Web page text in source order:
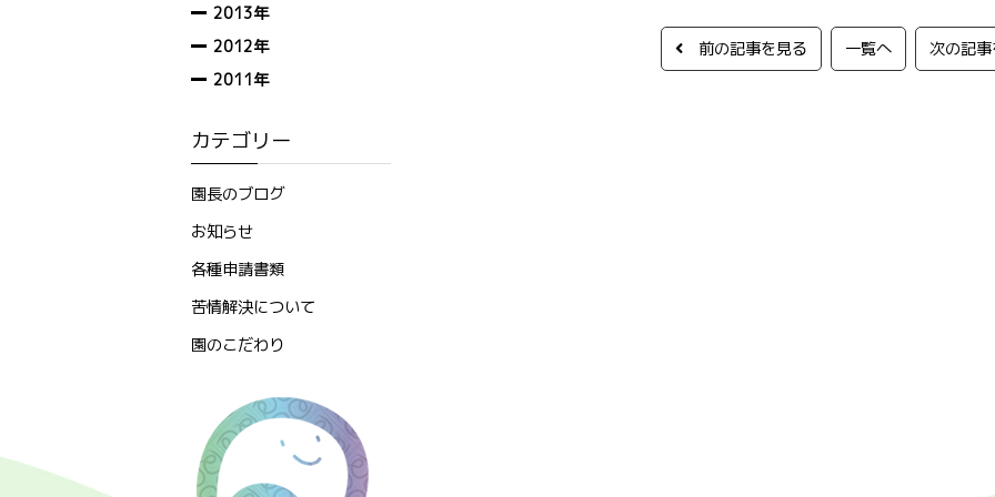
前の記事を見る 一覧へ 次の記
2013年
2012年
2011年
カテゴリー
園長のブログ
お知らせ
各種申請書類
苦情解決について
園のこだわり